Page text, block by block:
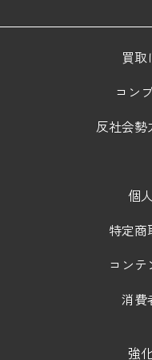
買取
コン
反社会勢
個
特定商
コン
消費
強